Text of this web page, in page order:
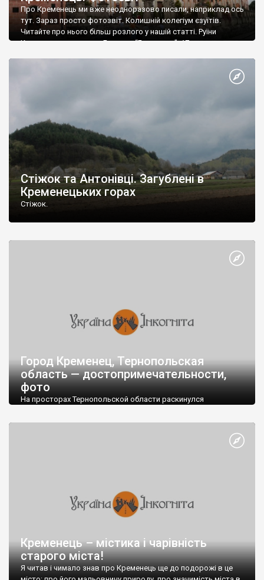
Про Кременець ми вже неодноразово писали, наприклад ось
тут. Зараз просто фотозвіт. Колишній колегіум єзуїтів.
Читайте про нього більш розлого у нашій статті. Руїни
Кременецького замку. Будинок “Близнюки”. 17 ст.
церква. Заснована у 1538 році. Воздвиженська церква. 1887 –
Стіжок та Антонівці. Загублені в
Кременецьких горах
Стіжок.
Город Кременец, Тернопольская
область — достопримечательности,
фото
На просторах Тернопольской области раскинулся
важных магистрали, две из которых международного
Кременець – містика і чарівність
старого міста!
Я читав і чимало знав про Кременець ще до подорожі в це